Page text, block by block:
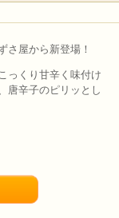
さ屋から新登場！
っくり甘辛く味付け
唐辛子のピリッとし
どう糖、風味原料(か
、調味料(アミノ酸